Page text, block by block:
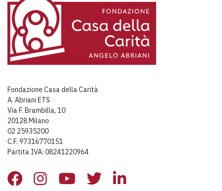
Fondazione Casa della Carità
A. Abriani ETS
Via F. Brambilla, 10
20128 Milano
02 25935200
C.F. 97316770151
Partita IVA: 08241220964